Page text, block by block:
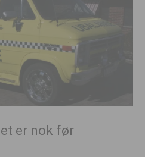
er nok før